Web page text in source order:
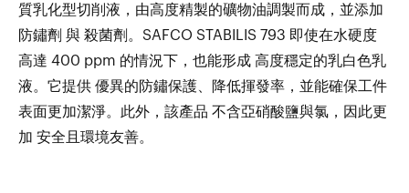
質乳化型切削液，由高度精製的礦物油調製而成，並添加
防鏽劑 與 殺菌劑。SAFCO STABILIS 793 即使在水硬度
高達 400 ppm 的情況下，也能形成 高度穩定的乳白色乳
液。它提供 優異的防鏽保護、降低揮發率，並能確保工件
表面更加潔淨。此外，該產品 不含亞硝酸鹽與氯，因此更
加 安全且環境友善。